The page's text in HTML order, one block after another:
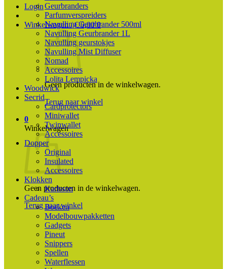
Login
Winkelwagen /€0,00 0
Geen producten in de winkelwagen.
Terug naar winkel
0
Winkelwagen
Geen producten in de winkelwagen.
Terug naar winkel
Geurbranders
Parfumverspreiders
Navulling Geurbrander 500ml
Navulling Geurbrander 1L
Navulling geurstokjes
Navulling Mist Diffuser
Nomad
Accessoires
Lolita Lempicka
Woodwick
Secrid
Cardprotectors
Miniwallet
Twinwallet
Accessoires
Dopper
Original
Insulated
Accessoires
Klokken
Karlsson
Cadeau’s
Boeken
Modelbouwpakketten
Gadgets
Pineut
Snippers
Spellen
Waterflessen